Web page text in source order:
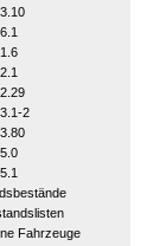
2
Fahrzeuge